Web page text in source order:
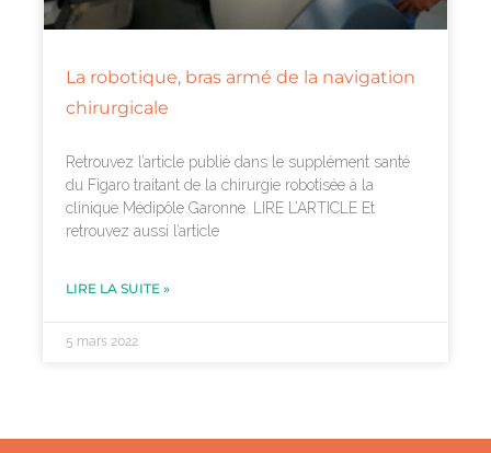
La robotique, bras armé de la navigation
chirurgicale
Retrouvez l’article publié dans le supplément santé
du Figaro traitant de la chirurgie robotisée à la
clinique Médipôle Garonne. LIRE L’ARTICLE Et
retrouvez aussi l’article
LIRE LA SUITE »
5 mars 2022